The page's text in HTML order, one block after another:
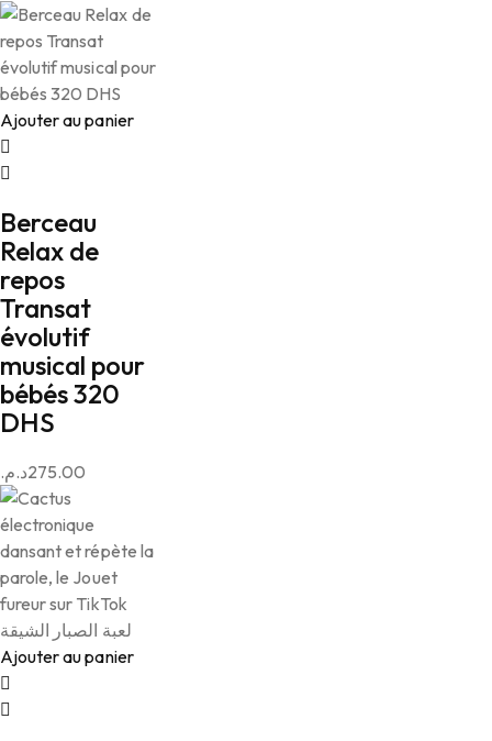
Ajouter au panier
Berceau
Relax de
repos
Transat
évolutif
musical pour
bébés 320
DHS
275.00د.م.
Ajouter au panier